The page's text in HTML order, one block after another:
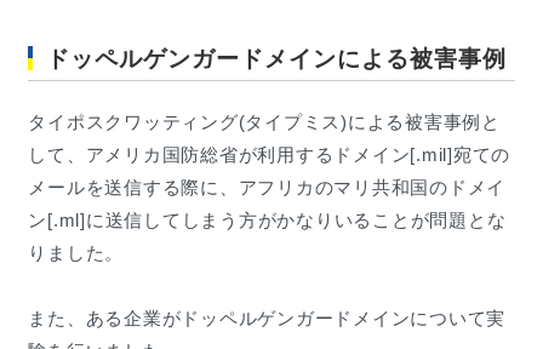
ドッペルゲンガードメインによる被害事例
タイポスクワッティング(タイプミス)による被害事例と
して、アメリカ国防総省が利用するドメイン[.mil]宛ての
メールを送信する際に、アフリカのマリ共和国のドメイ
ン[.ml]に送信してしまう方がかなりいることが問題とな
りました。
また、ある企業がドッペルゲンガードメインについて実